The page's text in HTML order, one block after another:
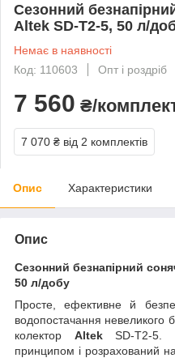
Сезонний
Altek SD-T2-5, 50 л/
Немає в наявності
Код: 110603
Опт і роздріб
7 560 ₴/
7 070 ₴ від 2 комплектів
Опис Характеристики
Опис
Сезонний безнапірний
50 л/добу
Просте, ефективне й
водопостачання невеликого
колектор AltekSD-T2-5.
принципом і розрахований на